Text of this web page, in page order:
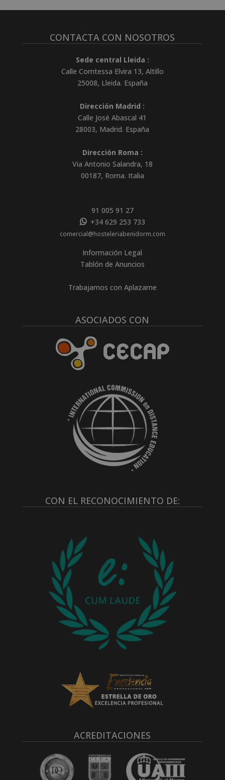
CONTACTA CON NOSOTROS
Sede central Lleida :
Calle Comtessa Elvira 13, Altillo
25008, Lleida. España
Dirección Madrid :
Calle José Abascal 41
28003, Madrid. España
Dirección Roma :
Via Antonio Salandra, 18
00187, Roma. Italia
91 005 91 27
+34 629 253 733
comercial@hosteleriabenidorm.com
Información Legal
Tablón de Anuncios
Trabajamos con Aplazame
ASOCIADOS CON
CON EL RECONOCIMIENTO DE:
ACREDITACIONES